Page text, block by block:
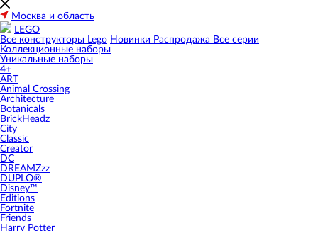
Москва и область
LEGO
Все конструкторы Lego Новинки Распродажа Все серии
Коллекционные наборы
Уникальные наборы
4+
ART
Animal Crossing
Architecture
Botanicals
BrickHeadz
City
Classic
Creator
DC
DREAMZzz
DUPLO®
Disney™
Editions
Fortnite
Friends
Harry Potter